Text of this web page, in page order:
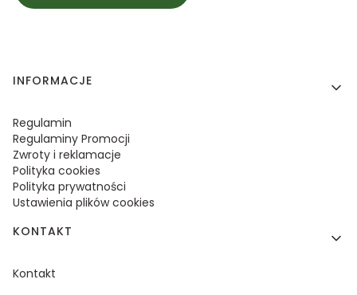
Linki w stopce
INFORMACJE
Regulamin
Regulaminy Promocji
Zwroty i reklamacje
Polityka cookies
Polityka prywatności
Ustawienia plików cookies
KONTAKT
Kontakt